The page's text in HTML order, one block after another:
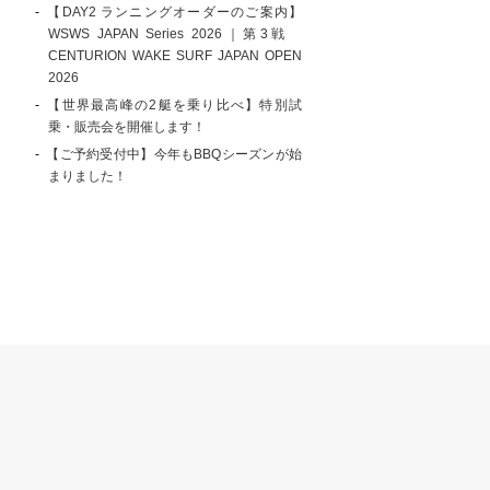
【DAY2 ランニングオーダーのご案内】
WSWS JAPAN Series 2026｜第3戦
CENTURION WAKE SURF JAPAN OPEN
2026
【世界最高峰の2艇を乗り比べ】特別試
乗・販売会を開催します！
【ご予約受付中】今年もBBQシーズンが始
まりました！